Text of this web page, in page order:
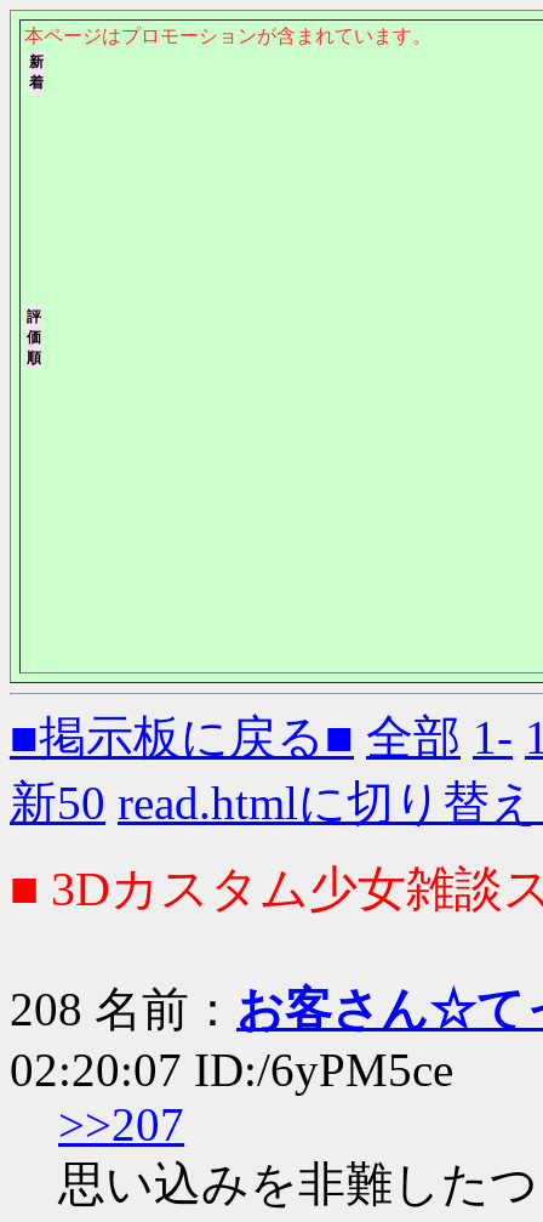
本ページはプロモーションが含まれています。
■掲示板に戻る■ 全部 1-
新50 read.htmlに切り替
■ 3Dカスタム少女雑談
208 名前： お客さん☆て
02:20:07 ID:/6yPM5ce
>>207
思い込みを非難した